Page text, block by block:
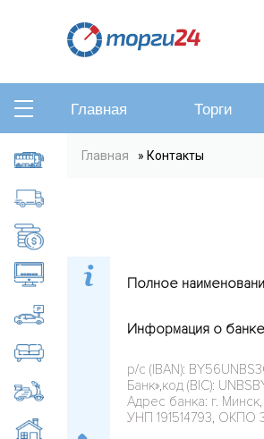
Главная Торги
Автобусы, микроавтобусы
Компьютеры, оргтехника
Мотоциклы, скутеры
Недвижимость
Вы здесь
Главная » Контакты
Полное
Информация о
р/с (IBAN):
Банк»,код (BIC):
Адрес банка: г.
УНП 191514793,